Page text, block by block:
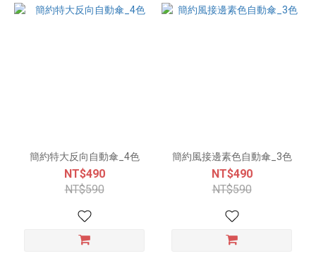
簡約特大反向自動傘_4色
NT$490
NT$590
簡約風接邊素色自動傘_3色
NT$490
NT$590